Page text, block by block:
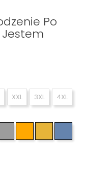
Po
Jestem
XXL 3XL 4XL